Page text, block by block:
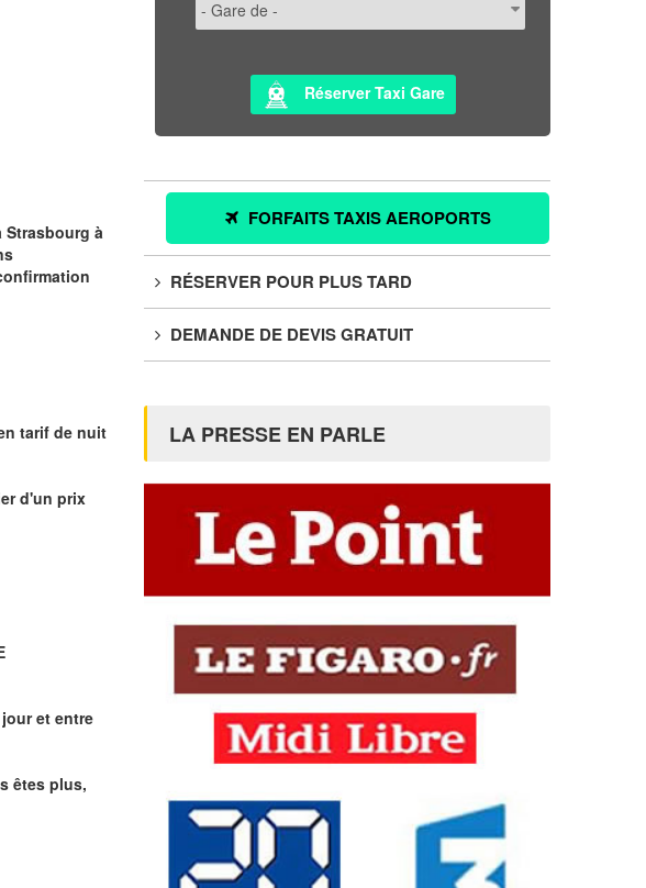
Strasbourg à
tarif de nuit
d'un prix
jour et entre
êtes plus,
Réserver Taxi Gare
FORFAITS TAXIS AEROPORTS
RÉSERVER POUR PLUS TARD
DEMANDE DE DEVIS GRATUIT
LA PRESSE EN PARLE